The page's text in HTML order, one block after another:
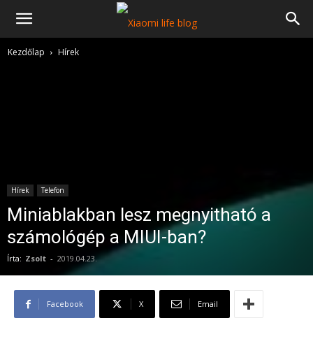
Kezdőlap Hírek
Hírek Telefon
Miniablakban lesz megnyitható a
számológép a MIUI-ban?
Írta: Zsolt - 2019.04.23.
Facebook X Email